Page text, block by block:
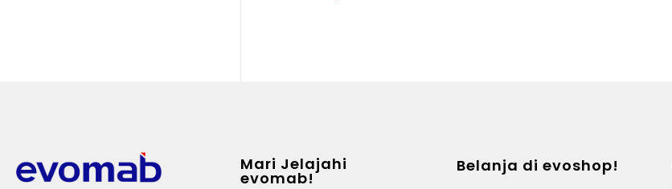
Mari Jelajahi
evomab!
Belanja di evoshop!